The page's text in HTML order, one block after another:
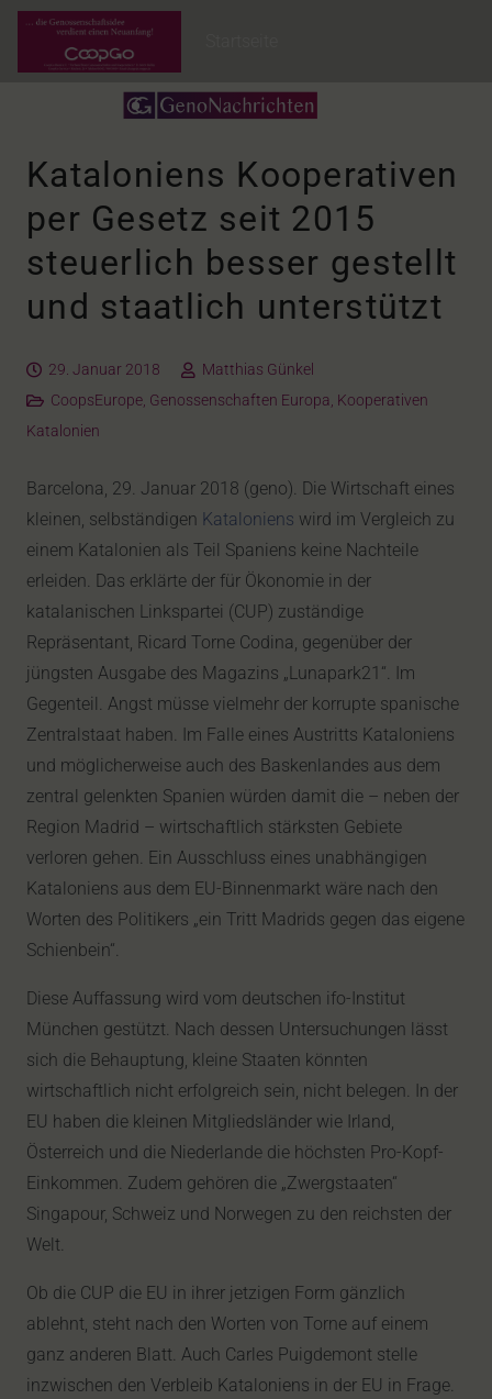
Kataloniens Kooperativen
per Gesetz seit 2015
steuerlich besser gestellt
und staatlich unterstützt
29. Januar 2018
Matthias Günkel
CoopsEurope, Genossenschaften Europa, Kooperativen
Katalonien
Barcelona, 29. Januar 2018 (geno). Die Wirtschaft eines
kleinen, selbständigen Kataloniens wird im Vergleich zu
einem Katalonien als Teil Spaniens keine Nachteile
erleiden. Das erklärte der für Ökonomie in der
katalanischen Linkspartei (CUP) zuständige
Repräsentant, Ricard Torne Codina, gegenüber der
jüngsten Ausgabe des Magazins „Lunapark21“. Im
Gegenteil. Angst müsse vielmehr der korrupte spanische
Zentralstaat haben. Im Falle eines Austritts Kataloniens
und möglicherweise auch des Baskenlandes aus dem
zentral gelenkten Spanien würden damit die – neben der
Region Madrid – wirtschaftlich stärksten Gebiete
verloren gehen. Ein Ausschluss eines unabhängigen
Kataloniens aus dem EU-Binnenmarkt wäre nach den
Worten des Politikers „ein Tritt Madrids gegen das eigene
Schienbein“.
Diese Auffassung wird vom deutschen ifo-Institut
München gestützt. Nach dessen Untersuchungen lässt
sich die Behauptung, kleine Staaten könnten
wirtschaftlich nicht erfolgreich sein, nicht belegen. In der
EU haben die kleinen Mitgliedsländer wie Irland,
Österreich und die Niederlande die höchsten Pro-Kopf-
Einkommen. Zudem gehören die „Zwergstaaten“
Singapour, Schweiz und Norwegen zu den reichsten der
Welt.
Ob die CUP die EU in ihrer jetzigen Form gänzlich
ablehnt, steht nach den Worten von Torne auf einem
ganz anderen Blatt. Auch Carles Puigdemont stelle
inzwischen den Verbleib Kataloniens in der EU in Frage.